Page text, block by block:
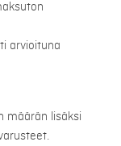
arvioituna
määrän lisäksi